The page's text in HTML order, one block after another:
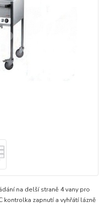
na delší straně 4 vany pro
kontrolka zapnutí a vyhřátí lázně